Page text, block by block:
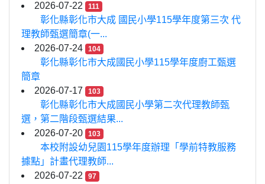
2026-07-22
111
彰化縣彰化市大成 國民小學115學年度第三次 代
理教師甄選簡章(一...
2026-07-24
104
彰化縣彰化市大成國民小學115學年度廚工甄選
簡章
2026-07-17
103
彰化縣彰化市大成國民小學第二次代理教師甄
選，第二階段甄選結果...
2026-07-20
103
本校附設幼兒園115學年度辦理「學前特教服務
據點」計畫代理教師...
2026-07-22
97